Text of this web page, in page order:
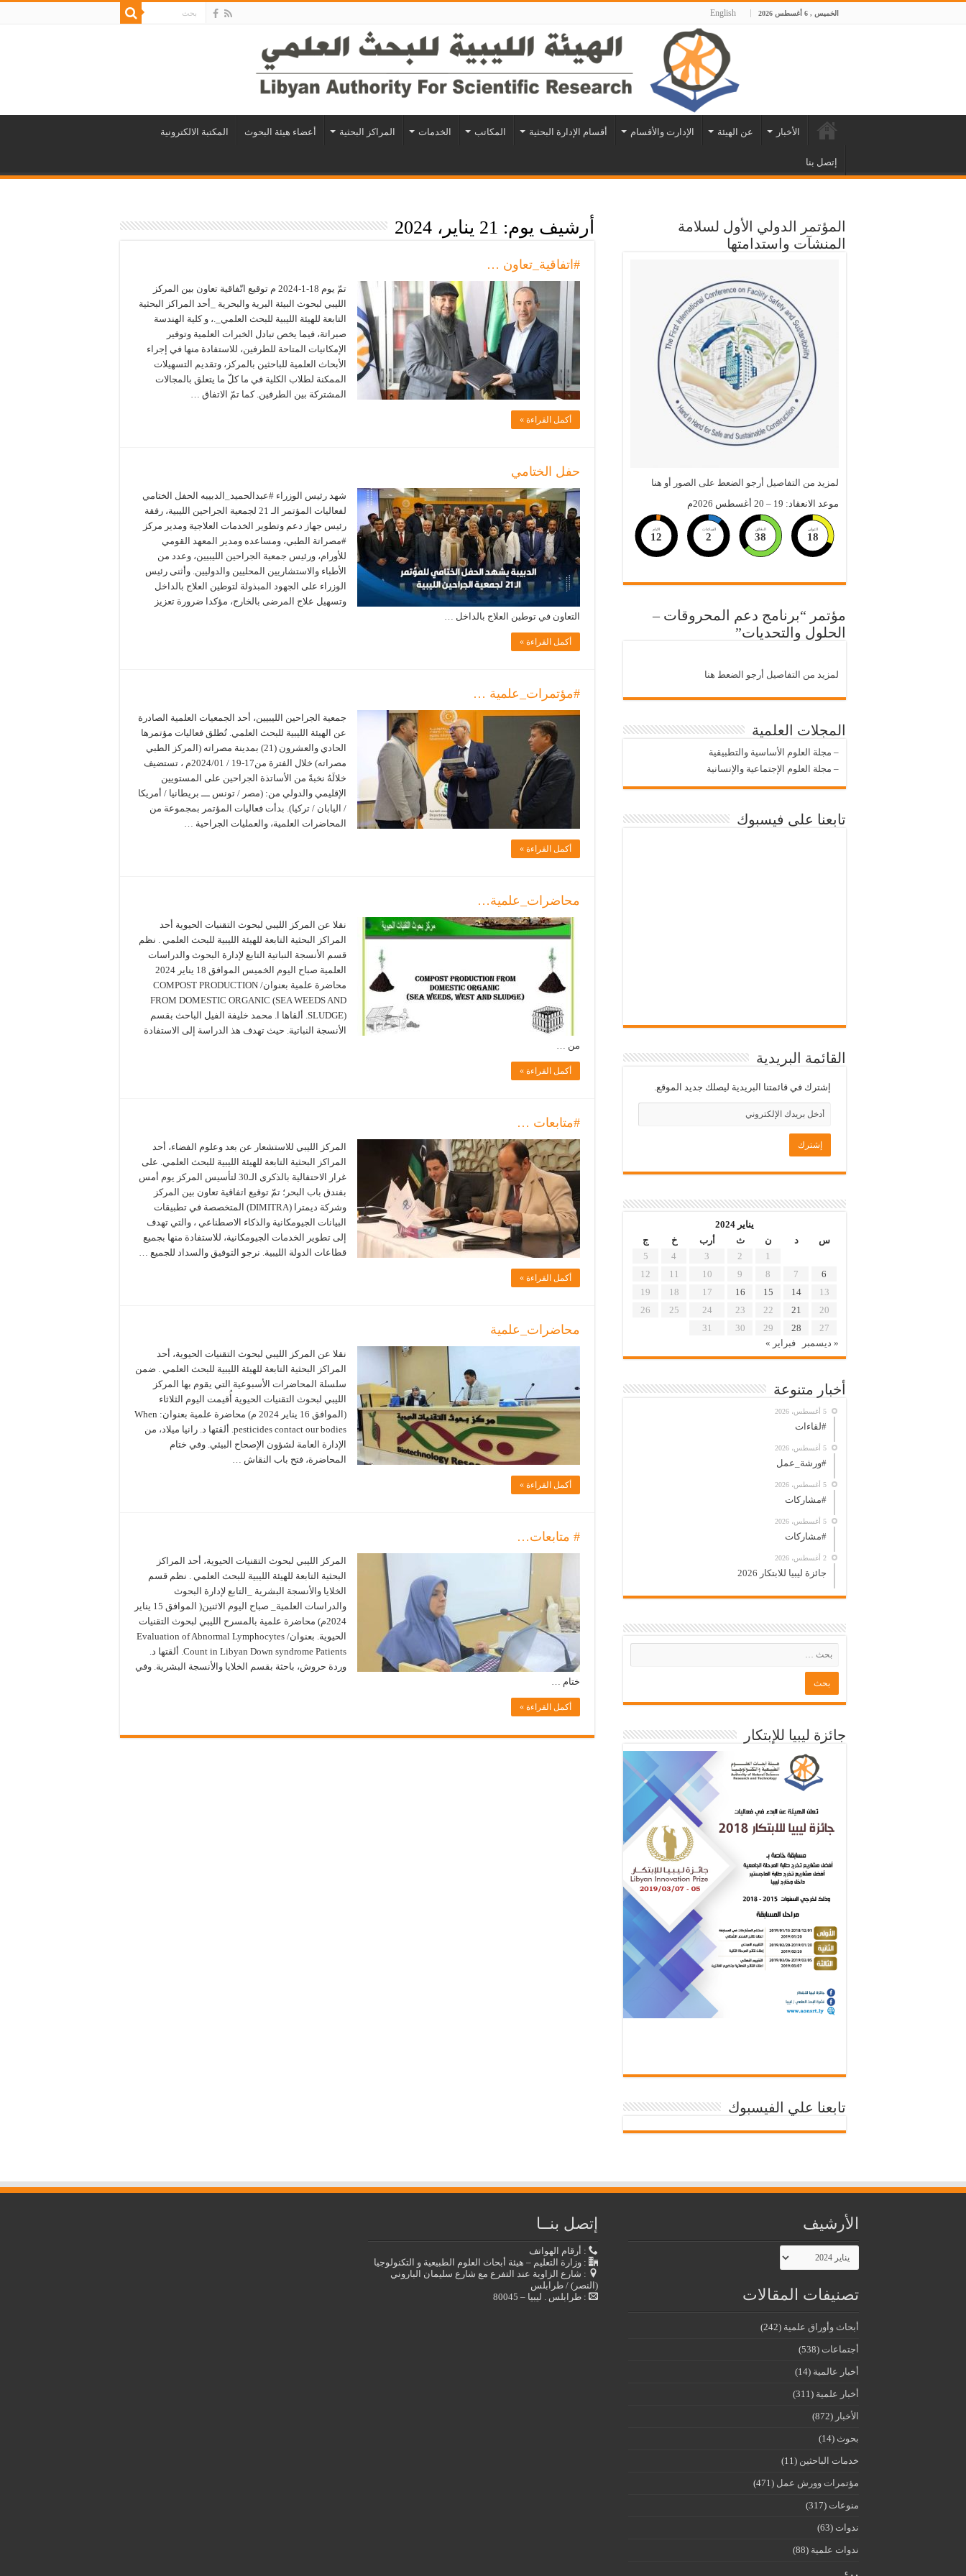
الخميس , 6 أغسطس 2026 English
الأخبار عن الهيئة الإدارت والأقسام أقسام الإدارة البحثية المكاتب الخدمات المراكز البحثية أعضاء هيئة البحوث المكتبة الالكترونية
إتصل بنا
أرشيف يوم: 21 يناير، 2024
#اتفاقية_تعاون …
تمّ يوم 18-1-2024 م توقيع اتّفاقية تعاون بين المركز
الليبي لبحوث البيئة البرية والبحرية _أحد المراكز البحثية
التابعة للهيئة الليبية للبحث العلمي_.، و كلية الهندسة
صبراتة، فيما يخص تبادل الخبرات العلمية وتوفير
الإمكانيات المتاحة للطرفين، للاستفادة منها في إجراء
الأبحاث العلمية للباحثين بالمركز، وتقديم التسهيلات
الممكنة لطلاب الكلية في ما كلّ ما يتعلق بالمجالات
المشتركة بين الطرفين. كما تمّ الاتفاق …
أكمل القراءة »
حفل الختامي
شهد رئيس الوزراء #عبدالحميد_الدبيبه الحفل الختامي
لفعاليات المؤتمر الـ 21 لجمعية الجراحين الليبية، رفقة
رئيس جهاز دعم وتطوير الخدمات العلاجية ومدير مركز
#مصراتة الطبي، ومساعده ومدير المعهد القومي
للأورام، ورئيس جمعية الجراحين الليبيين، وعدد من
الأطباء والاستشاريين المحليين والدوليين. وأثنى رئيس
الوزراء على الجهود المبذولة لتوطين العلاج بالداخل
وتسهيل علاج المرضى بالخارج، مؤكدا ضرورة تعزيز
التعاون في توطين العلاج بالداخل …
أكمل القراءة »
#مؤتمرات_علمية …
جمعية الجراحين الليبيين، أحد الجمعيات العلمية الصادرة
عن الهيئة الليبية للبحث العلمي. تُطلق فعاليات مؤتمرها
الحادي والعشرون (21) بمدينة مصراته (المركز الطبي
مصراته) خلال الفترة من17-19 / 2024/01م ، تستضيف
خلالَهُ نخبةً من الأساتذة الجراحين على المستويين
الإقليمي والدولي من: (مصر / تونس ـــ بريطانيا / أمريكا
/ اليابان / تركيا). بدأت فعاليات المؤتمر بمجموعة من
المحاضرات العلمية، والعمليات الجراحية …
أكمل القراءة »
محاضرات_علمية…
نقلا عن المركز الليبي لبحوث التقنيات الحيوية أحد
المراكز البحثية التابعة للهيئة الليبية للبحث العلمي . نظم
قسم الأنسجة النباتية التابع لإدارة البحوث والدراسات
العلمية صباح اليوم الخميس الموافق 18 يناير 2024
محاضرة علمية بعنوان/ COMPOST PRODUCTION
FROM DOMESTIC ORGANIC (SEA WEEDS AND
SLUDGE). ألقاها ا. محمد خليفة الفيل الباحث بقسم
الأنسجة النباتية. حيث تهدف هذ الدراسة إلى الاستفادة
من …
أكمل القراءة »
#متابعات …
المركز الليبي للاستشعار عن بعد وعلوم الفضاء، أحد
المراكز البحثية التابعة للهيئة الليبية للبحث العلمي. على
غرار الاحتفالية بالذكرى الـ30 لتأسيس المركز يوم أمس
بفندق باب البحر؛ تمّ توقيع اتفاقية تعاون بين المركز
وشركة ديمترا (DIMITRA) المتخصصة في تطبيقات
البيانات الجيومكانية والذكاء الاصطناعي ، والتي تهدف
إلى تطوير الخدمات الجيومكانية، للاستفادة منها بجميع
قطاعات الدولة الليبية. نرجو التوفيق والسداد للجميع …
أكمل القراءة »
محاضرات_علمية
نقلا عن المركز الليبي لبحوث التقنيات الحيوية، أحد
المراكز البحثية التابعة للهيئة الليبية للبحث العلمي . ضمن
سلسلة المحاضرات الأسبوعية التي يقوم بها المركز
الليبي لبحوث التقنيات الحيوية أُقيمت اليوم الثلاثاء
(الموافق 16 يناير 2024 م) محاضرة علمية بعنوان: When
pesticides contact our bodies. ألقتها د. رانيا ميلاد، من
الإدارة العامة لشؤون الإصحاح البيئي. وفي ختام
المحاضرة، فتح باب النقاش …
أكمل القراءة »
# متابعات…
المركز الليبي لبحوث التقنيات الحيوية، أحد المراكز
البحثية التابعة للهيئة الليبية للبحث العلمي . نظم قسم
الخلايا والأنسجة البشرية _التابع لإدارة البحوث
والدراسات العلمية_ صباح اليوم الاثنين( الموافق 15 يناير
2024م) محاضرة علمية بالمسرح الليبي لبحوث التقنيات
الحيوية. بعنوان/ Evaluation of Abnormal Lymphocytes
Count in Libyan Down syndrome Patients. ألقتها د.
وردة حروش، باحثة بقسم الخلايا والأنسجة البشرية. وفي
ختام …
أكمل القراءة »
المؤتمر الدولي الأول لسلامة
المنشآت واستدامتها
لمزيد من التفاصيل أرجو الضعط على الصور أو هنا
موعد الانعقاد: 19 – 20 أغسطس 2026م
الايام
12
الساعات
2
الدقائق
38
الثواني
17
مؤتمر “برنامج دعم المحروقات –
الحلول والتحديات”
لمزيد من التفاصيل أرجو الضعط هنا
المجلات العلمية
– مجلة العلوم الأساسية والتطبيقية
– مجلة العلوم الإجتماعية والإنسانية
تابعنا على فيسبوك
القائمة البريدية
إشترك في قائمتنا البريدية ليصلك جديد الموقع.
يناير 2024
س
د ن ث أرب خ
ج
1
2
3
4
5
6
7
8
9
10
11
12
13
14
15
16
17
18
19
20
21
22
23
24
25
26
27
28
29
30
31
« ديسمبر
فبراير »
أخبار متنوعة
5 أغسطس، 2026
#لقاءات
5 أغسطس، 2026
#ورشة_عمل
5 أغسطس، 2026
#مشاركات
5 أغسطس، 2026
#مشاركات
2 أغسطس، 2026
جائزة ليبيا للابتكار 2026
جائزة ليبيا للإبتكار
تابعنا علي الفيسبوك
الأرشيف
الأرشيف
تصنيفات المقالات
أبحاث وأوراق علمية (242)
أجتماعات (538)
أخبار عالمية (14)
أخبار علمية (311)
الأخبار (872)
بحوث (14)
خدمات الباحثين (11)
مؤتمرات وورش عمل (471)
منوعات (317)
ندوات (63)
ندوات علمية (88)
إتصل بنــا
: أرقام الهواتف
: وزارة التعليم – هيئة أبحاث العلوم الطبيعية و التكنولوجيا
: شارع الزاوية عند التفرع مع شارع سليمان الباروني
(النصر) / طرابلس
: طرابلس . ليبيا – 80045